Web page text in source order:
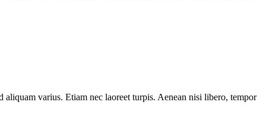
varius. Etiam nec laoreet turpis. Aenean nisi libero, tempor